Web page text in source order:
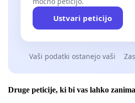
Ustvari peticijo
Vaši podatki ostanejo vaši
Druge peticije, ki bi vas lahko